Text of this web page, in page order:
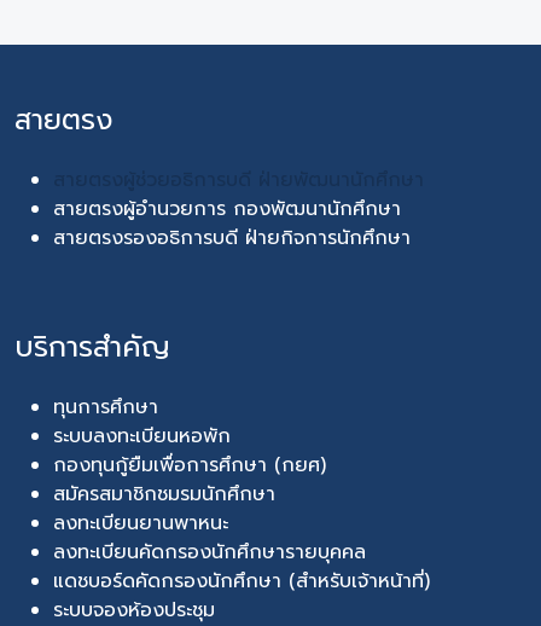
สายตรง
สายตรงผู้อำนวยการ กองพัฒนานักศึกษา
สายตรงรองอธิการบดี ฝ่ายกิจการนักศึกษา
บริการสำคัญ
ทุนการศึกษา
ระบบลงทะเบียนหอพัก
กองทุนกู้ยืมเพื่อการศึกษา (กยศ)
สมัครสมาชิกชมรมนักศึกษา
ลงทะเบียนยานพาหนะ
ลงทะเบียนคัดกรองนักศึกษารายบุคคล
แดชบอร์ดคัดกรองนักศึกษา (สำหรับเจ้าหน้าที่)
ระบบจองห้องประชุม